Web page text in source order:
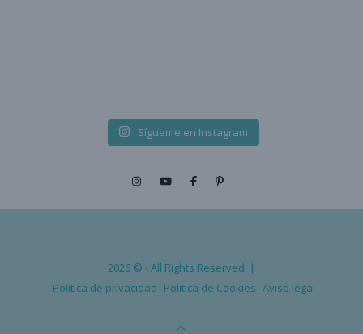
Sígueme en Instagram
2026 © - All Rights Reserved. |
Política de privacidad Política de Cookies Aviso legal